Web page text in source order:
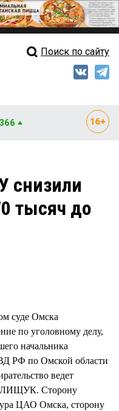
Свежий выпуск
Рейтинги
Блоги
Поиск по сайту
тысяч до
суде Омска
по уголовному делу,
начальника
РФ по Омской области
ведет
Сторону
ЦАО Омска, сторону